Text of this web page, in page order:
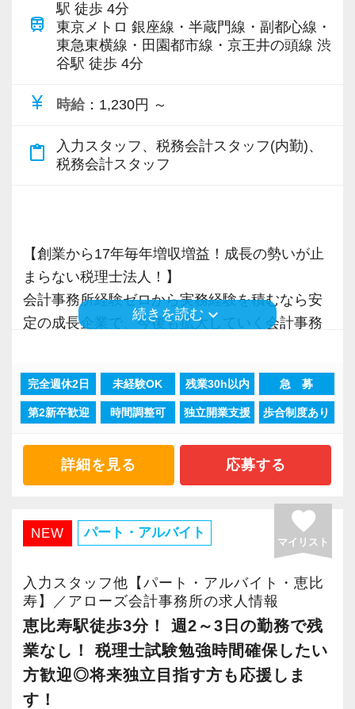
train
駅 徒歩 4分
東京メトロ 銀座線・半蔵門線・副都心線・
東急東横線・田園都市線・京王井の頭線 渋
谷駅 徒歩 4分
currency_yen 時給 ：1,230円 ～
content_paste
入力スタッフ、税務会計スタッフ(内勤)、
税務会計スタッフ
【創業から17年毎年増収増益！成長の勢いが止
まらない税理士法人！】
会計事務所経験ゼロから実務経験を積むなら安
定の成長企業で、今後も拡大していく会計事務
現在当社では「渋谷」「新宿」「錦糸町」
「柏」「横浜」「大阪」の６拠点を展開してい
2021年6月に「渋谷オフィス」を新設し、その
後「新宿オフィス」「大阪オフィス」「錦糸町
さらに2022年12月には「柏オフィス」を開設
し、2025年には大阪オフィスを増床するなど、
事業拡大を続けています。
安定性抜群の環境で自己成長を実現できます。
社員の持つ「やる・やりたい」という気持ちを
大事にしているため、資格を持っていなくて
も、スピーディーなキャリアアップが可能で
続きを読む keyboard_arrow_down
完全週休2日 未経験OK 残業30h以内 急 募
第2新卒歓迎 時間調整可 独立開業支援 歩合制度あり
詳細を見る 応募する
NEW パート・アルバイト favorite
マイリスト
入力スタッフ他【パート・アルバイト・恵比
寿】／アローズ会計事務所の求人情報
恵比寿駅徒歩3分！ 週2～3日の勤務で残
業なし！ 税理士試験勉強時間確保したい
方歓迎◎将来独立目指す方も応援しま
す！